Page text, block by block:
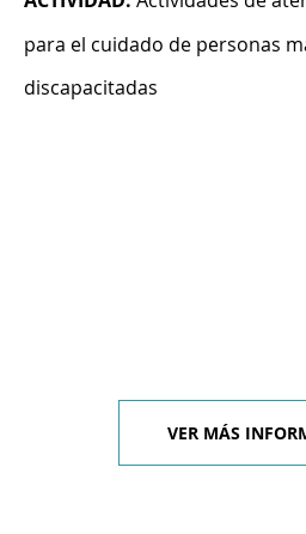
para el cuidado de personas
discapacitadas
VER MÁS